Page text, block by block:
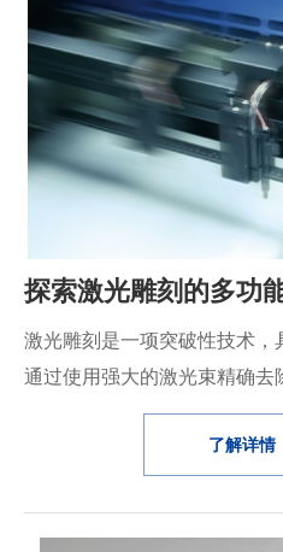
探索激光雕刻的多功
激光雕刻是一项突破性技术，
通过使用强大的激光束精确
建复杂的设计。 这种永久且
了解详情